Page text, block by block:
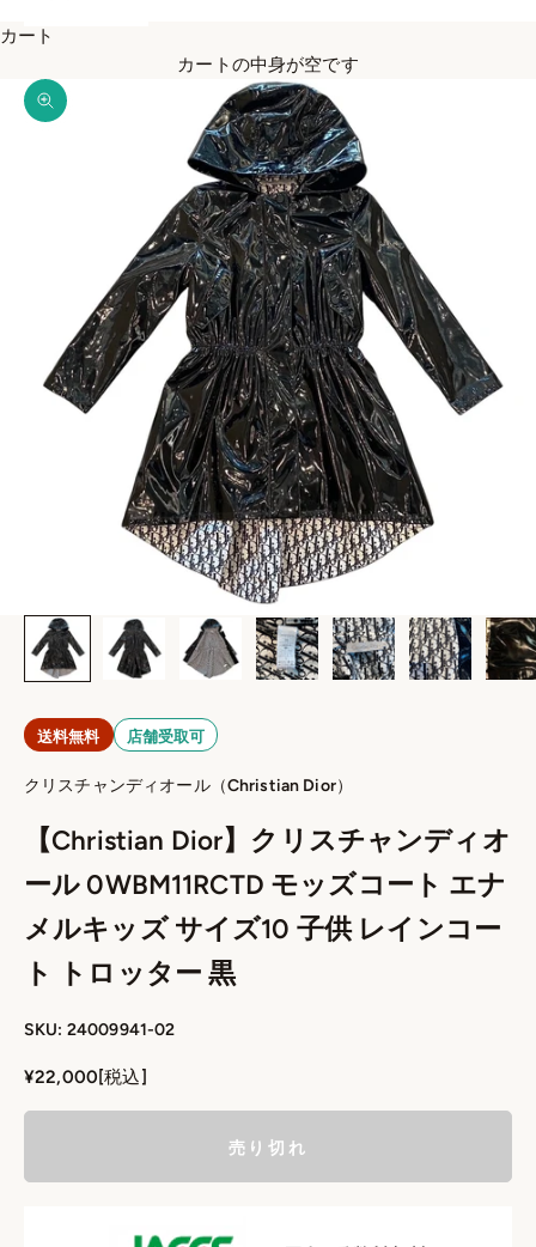
カート
カートの中身が空です
ズームイン
送料無料 店舗受取可
クリスチャンディオール（Christian Dior）
【Christian Dior】クリスチャンディオ
ール 0WBM11RCTD モッズコート エナ
メルキッズ サイズ10 子供 レインコー
ト トロッター 黒
SKU: 24009941-02
セール価格
¥22,000[税込]
売り切れ